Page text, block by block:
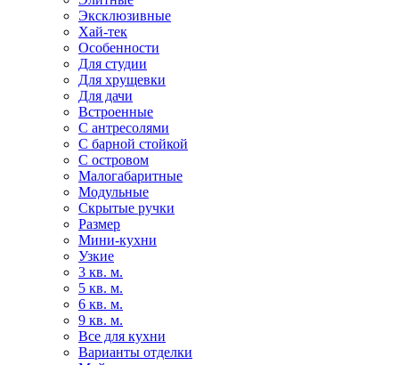
Эксклюзивные
Хай-тек
Особенности
Для студии
Для хрущевки
Для дачи
Встроенные
С антресолями
С барной стойкой
С островом
Малогабаритные
Модульные
Скрытые ручки
Размер
Мини-кухни
Узкие
3 кв. м.
5 кв. м.
6 кв. м.
9 кв. м.
Все для кухни
Варианты отделки